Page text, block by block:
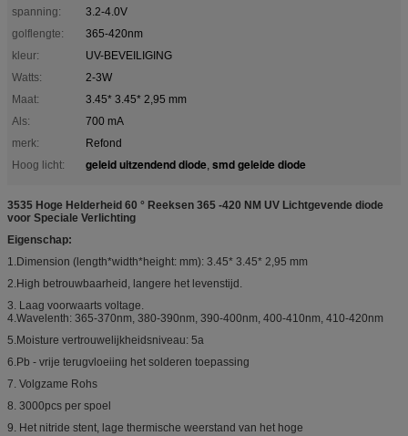
spanning:
3.2-4.0V
golflengte:
365-420nm
kleur:
UV-BEVEILIGING
Watts:
2-3W
Maat:
3.45* 3.45* 2,95 mm
Als:
700 mA
merk:
Refond
Hoog licht:
geleid uitzendend diode, smd geleide diode
3535 Hoge Helderheid 60 ° Reeksen 365 -420 NM UV Lichtgevende diode
voor Speciale Verlichting
Eigenschap:
1.Dimension (length*width*height: mm): 3.45* 3.45* 2,95 mm
2.High betrouwbaarheid, langere het levenstijd.
3. Laag voorwaarts voltage.
4.Wavelenth: 365-370nm, 380-390nm, 390-400nm, 400-410nm, 410-420nm
5.Moisture vertrouwelijkheidsniveau: 5a
6.Pb - vrije terugvloeiing het solderen toepassing
7. Volgzame Rohs
8. 3000pcs per spoel
9. Het nitride stent, lage thermische weerstand van het hoge